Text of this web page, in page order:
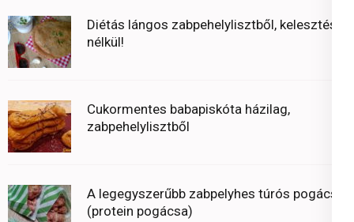
Diétás lángos zabpehelylisztből, kelesztés
nélkül!
Cukormentes babapiskóta házilag,
zabpehelylisztből
A legegyszerűbb zabpelyhes túrós pogácsa
(protein pogácsa)